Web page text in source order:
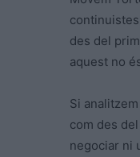
des del
aquest no
Si
com des
negociar ni